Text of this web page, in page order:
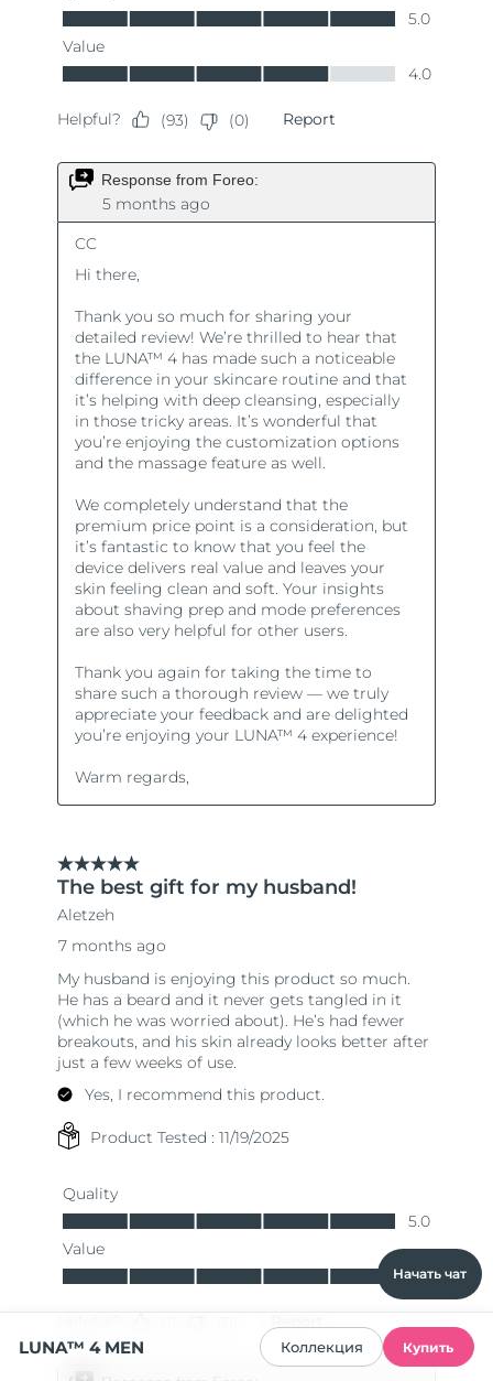
Начать чат
LUNA™ 4 MEN Коллекция Купить